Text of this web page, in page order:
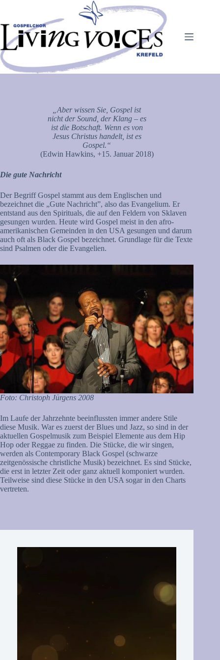
„Aber wissen Sie, Gospel ist
nicht der Sound, der Klang – es
ist die Botschaft. Wenn es von
Jesus Christus handelt, ist es
Gospel.“
(Edwin Hawkins, +15. Januar 2018)
Die gute Nachricht
Der Begriff Gospel stammt aus dem Englischen und
bezeichnet die „Gute Nachricht”, also das Evangelium. Er
entstand aus den Spirituals, die auf den Feldern von Sklaven
gesungen wurden. Heute wird Gospel meist in den afro-
amerikanischen Gemeinden in den USA gesungen und darum
auch oft als Black Gospel bezeichnet. Grundlage für die Texte
sind Psalmen oder die Evangelien.
Foto: Christoph Jürgens 2008
Im Laufe der Jahrzehnte beeinflussten immer andere Stile
diese Musik. War es zuerst der Blues und Jazz, so sind in der
aktuellen Gospelmusik zum Beispiel Elemente aus dem Hip
Hop oder Reggae zu finden. Die Stücke, die wir singen,
werden als Contemporary Black Gospel (schwarze
zeitgenössische christliche Musik) bezeichnet. Es sind Stücke,
die erst in letzter Zeit oder ganz aktuell komponiert wurden.
Teilweise sind diese Stücke in den USA sogar in den Charts
vertreten.